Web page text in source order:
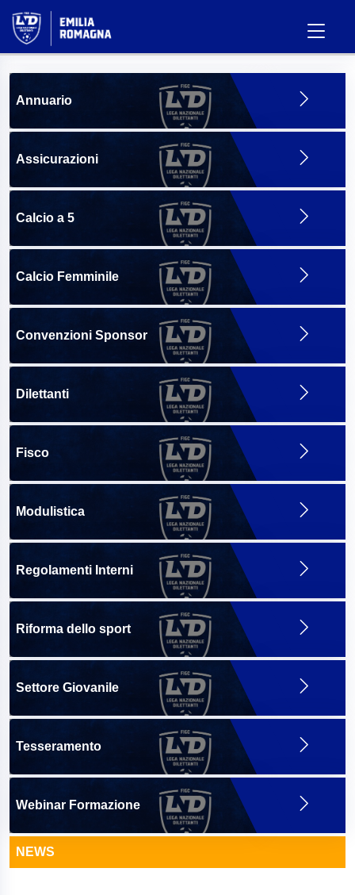
Annuario
Assicurazioni
Calcio a 5
Calcio Femminile
Convenzioni Sponsor
Dilettanti
Fisco
Modulistica
Regolamenti Interni
Riforma dello sport
Settore Giovanile
Tesseramento
Webinar Formazione
NEWS